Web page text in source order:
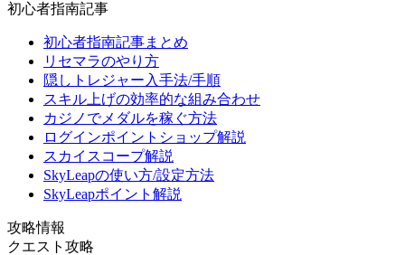
初心者指南記事
初心者指南記事まとめ
リセマラのやり方
隠しトレジャー入手法/手順
スキル上げの効率的な組み合わせ
カジノでメダルを稼ぐ方法
ログインポイントショップ解説
スカイスコープ解説
SkyLeapの使い方/設定方法
SkyLeapポイント解説
攻略情報
クエスト攻略